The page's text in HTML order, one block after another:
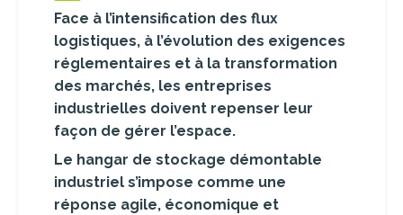
Face à l’intensification des flux
logistiques, à l’évolution des exigences
réglementaires et à la transformation
des marchés, les entreprises
industrielles doivent repenser leur
façon de gérer l’espace.
Le hangar de stockage démontable
industriel s’impose comme une
réponse agile, économique et